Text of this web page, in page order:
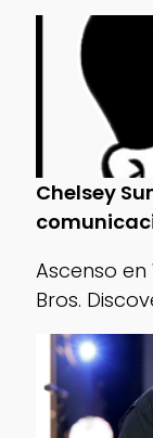
Chelsey
Ascenso
Bros.